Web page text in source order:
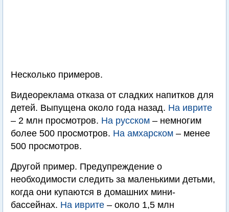
Несколько примеров.
Видеореклама отказа от сладких напитков для
детей. Выпущена около года назад. На иврите
– 2 млн просмотров. На русском – немногим
более 500 просмотров. На амхарском – менее
500 просмотров.
Другой пример. Предупреждение о
необходимости следить за маленькими детьми,
когда они купаются в домашних мини-
бассейнах. На иврите – около 1,5 млн